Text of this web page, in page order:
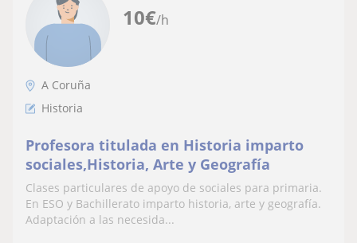
10€/h
A Coruña
Historia
Profesora titulada en Historia imparto
sociales,Historia, Arte y Geografía
Clases particulares de apoyo de sociales para primaria.
En ESO y Bachillerato imparto historia, arte y geografía.
Adaptación a las necesida...